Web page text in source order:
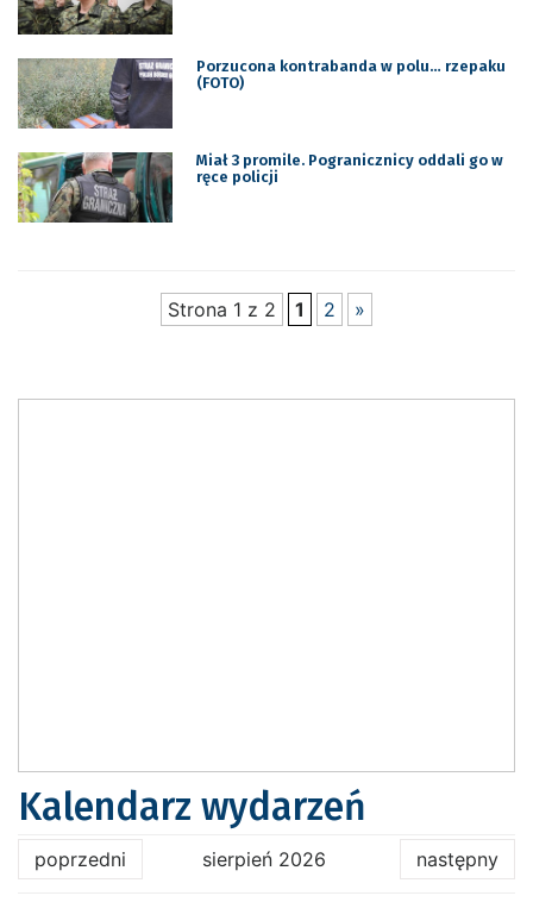
Porzucona kontrabanda w polu… rzepaku
(FOTO)
Miał 3 promile. Pogranicznicy oddali go w
ręce policji
Strona 1 z 2 1 2 »
Kalendarz wydarzeń
poprzedni sierpień 2026 następny